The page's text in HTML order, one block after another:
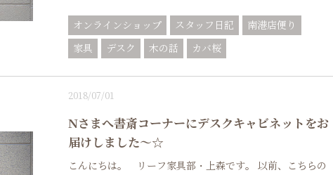
オンラインショップ スタッフ日記
南港店便り
家具
デスク 木の話 カバ桜
2018/07/01
Nさまへ書斎コーナーにデスクキャビネットをお
届けしました～☆
こんにちは。 リーフ家具部・上森です。 以前、こちらの